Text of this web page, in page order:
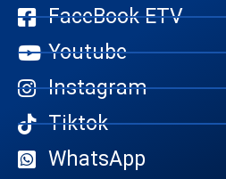
FaceBook ETV
Youtube
Instagram
Tiktok
WhatsApp